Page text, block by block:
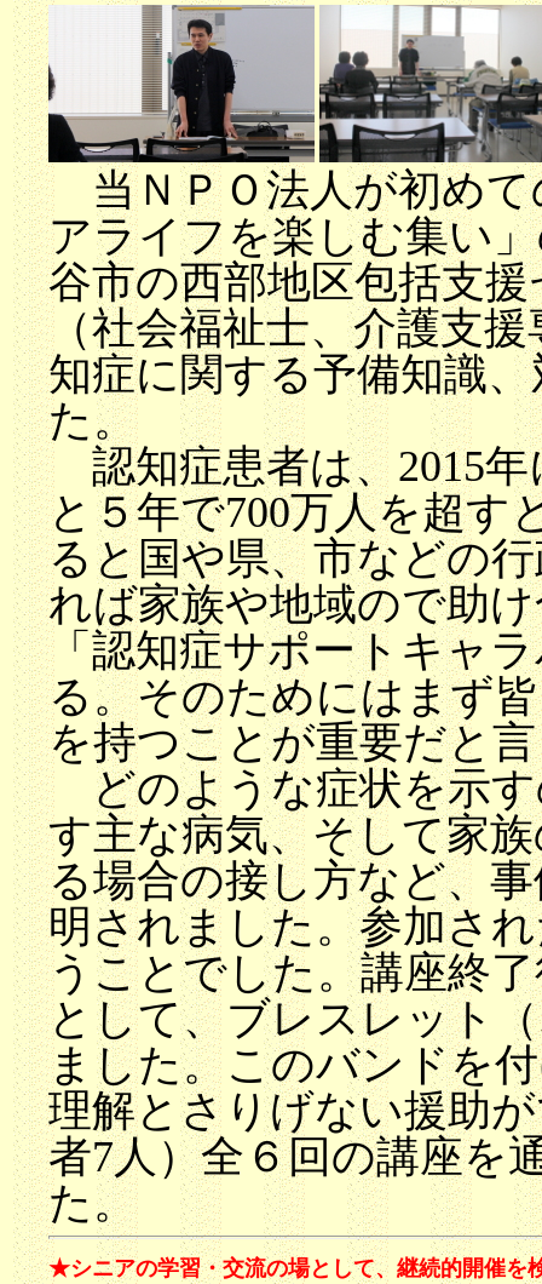
当ＮＰＯ法人が初めて
アライフを楽しむ集い
谷市の西部地区包括支
（社会福祉士、介護支
知症に関する予備知識
た。
認知症患者は、2015年
と５年で700万人を超す
ると国や県、市などの
れば家族や地域ので助
「認知症サポートキャ
る。そのためにはまず
を持つことが重要だと
どのような症状を示す
す主な病気、そして家
る場合の接し方など、
明されました。参加さ
うことでした。講座終
として、ブレスレット
ました。このバンドを
理解とさりげない援助
者7人）全６回の講座を
た。
★シニアの学習・交流の場として、継続的開催を